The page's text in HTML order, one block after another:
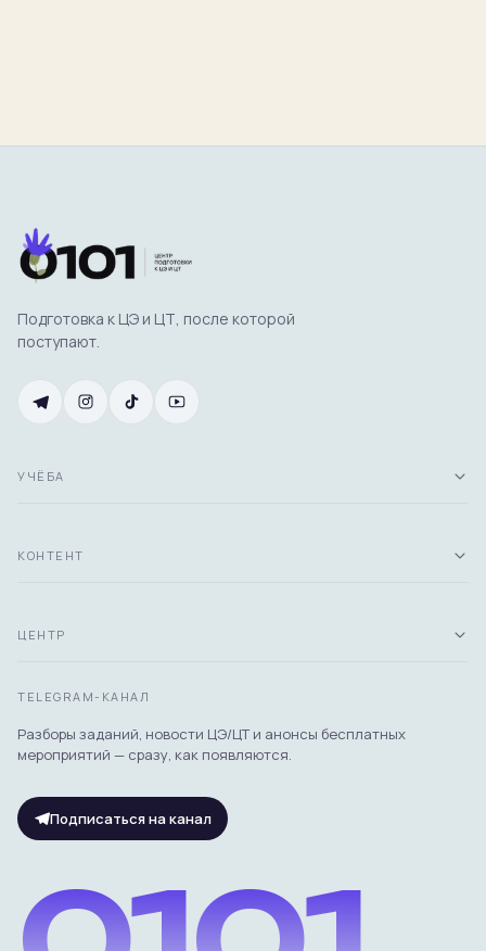
Подготовка к ЦЭ и ЦТ, после которой
поступают.
УЧЁБА
КОНТЕНТ
ЦЕНТР
TELEGRAM-КАНАЛ
Разборы заданий, новости ЦЭ/ЦТ и анонсы бесплатных
мероприятий — сразу, как появляются.
Подписаться на канал